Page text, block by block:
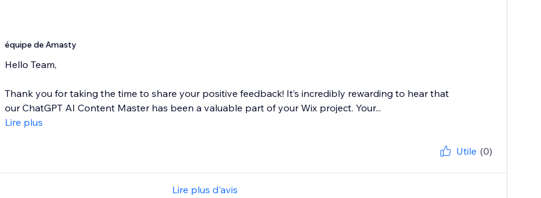
équipe de Amasty
Hello Team,
Thank you for taking the time to share your positive feedback! It’s incredibly rewarding to hear that
our ChatGPT AI Content Master has been a valuable part of your Wix project. Your...
Lire plus
Utile (0)
Lire plus d'avis